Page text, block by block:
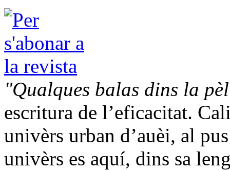
"Qualques balas dins la pèl
escritura de l’eficacitat.
univèrs urban d’auèi, al
univèrs es aquí, dins sa